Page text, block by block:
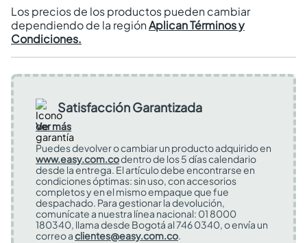
Los precios de los productos pueden cambiar
dependiendo de la regiónAplican Términos y
Condiciones.
Satisfacción Garantizada
Ver más
Puedes devolver o cambiar un producto adquirido en
www.easy.com.codentro de los 5 días calendario
desde la entrega. El artículo debe encontrarse en
condiciones óptimas: sin uso, con accesorios
completos y en el mismo empaque que fue
despachado. Para gestionar la devolución,
comunícate a nuestra línea nacional: 01 8000
180340, llama desde Bogotá al 746 0340, o envía un
correo aclientes@easy.com.co.